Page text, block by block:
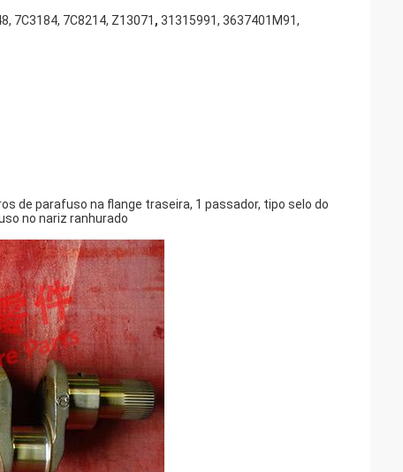
7C3184, 7C8214, Z13071 , 31315991, 3637401M91,
de parafuso na flange traseira, 1 passador, tipo selo do
no nariz ranhurado